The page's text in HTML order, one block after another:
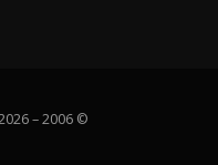
© 2006 – 2026, Comfort Software Group, كافة الحقوق محفوظة.